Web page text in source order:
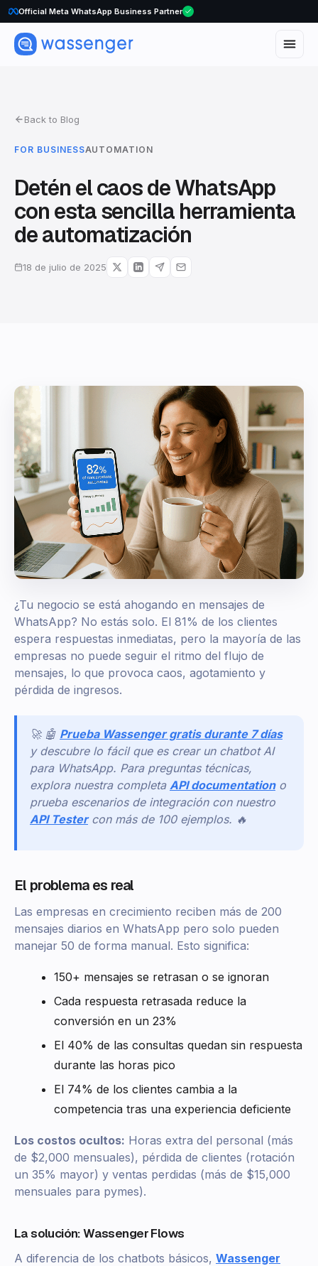
Official Meta WhatsApp Business Partner
Back to Blog
FOR BUSINESSAUTOMATION
Detén el caos de WhatsApp
con esta sencilla herramienta
de automatización
18 de julio de 2025
¿Tu negocio se está ahogando en mensajes de
WhatsApp? No estás solo. El 81% de los clientes
espera respuestas inmediatas, pero la mayoría de las
empresas no puede seguir el ritmo del flujo de
mensajes, lo que provoca caos, agotamiento y
pérdida de ingresos.
🚀 🤖 Prueba Wassenger gratis durante 7 días
y descubre lo fácil que es crear un chatbot AI
para WhatsApp. Para preguntas técnicas,
explora nuestra completa API documentation o
prueba escenarios de integración con nuestro
API Tester con más de 100 ejemplos. 🔥
El problema es real
Las empresas en crecimiento reciben más de 200
mensajes diarios en WhatsApp pero solo pueden
manejar 50 de forma manual. Esto significa:
150+ mensajes se retrasan o se ignoran
Cada respuesta retrasada reduce la
conversión en un 23%
El 40% de las consultas quedan sin respuesta
durante las horas pico
El 74% de los clientes cambia a la
competencia tras una experiencia deficiente
Los costos ocultos: Horas extra del personal (más
de $2,000 mensuales), pérdida de clientes (rotación
un 35% mayor) y ventas perdidas (más de $15,000
mensuales para pymes).
La solución: Wassenger Flows
A diferencia de los chatbots básicos, Wassenger